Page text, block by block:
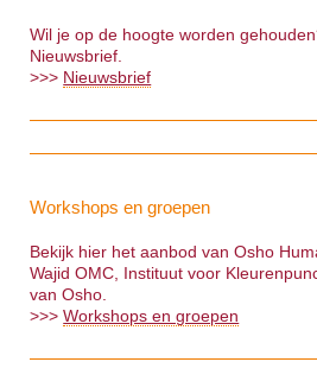
Wil je op de hoogte worden
Nieuwsbrief.
>>> Nieuwsbrief
Workshops en groepen
Bekijk hier het aanbod van Osho
Wajid OMC, Instituut voor
van Osho.
>>>Workshops en groepen